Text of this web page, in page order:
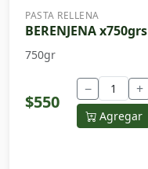
PASTA RELLENA
BERENJENA x750grs
750gr
$550
− +
Agregar